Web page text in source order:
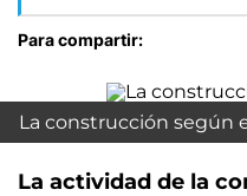
Para compartir:
La construcción según
La actividad de la